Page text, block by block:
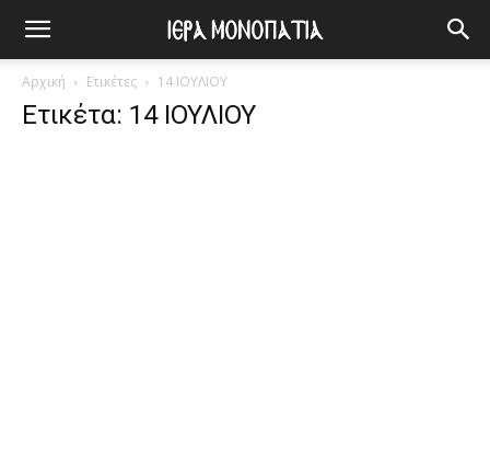
Αρχική Ετικέτες 14 ΙΟΥΛΙΟΥ
Ετικέτα: 14 ΙΟΥΛΙΟΥ